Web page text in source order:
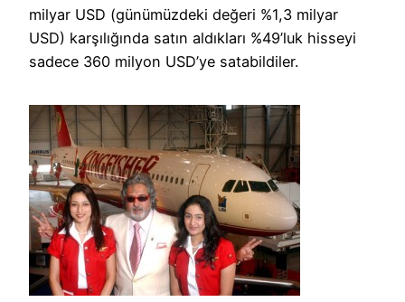
milyar USD (günümüzdeki değeri %1,3 milyar
USD) karşılığında satın aldıkları %49’luk hisseyi
sadece 360 milyon USD’ye satabildiler.